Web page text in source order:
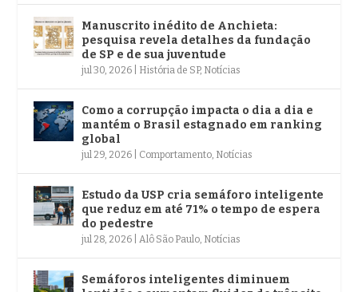
Manuscrito inédito de Anchieta:
pesquisa revela detalhes da fundação
de SP e de sua juventude
jul 30, 2026 História de SP, Notícias
Como a corrupção impacta o dia a dia e
mantém o Brasil estagnado em ranking
global
jul 29, 2026 Comportamento, Notícias
Estudo da USP cria semáforo inteligente
que reduz em até 71% o tempo de espera
do pedestre
jul 28, 2026 |Alô São Paulo, Notícias
Semáforos inteligentes diminuem